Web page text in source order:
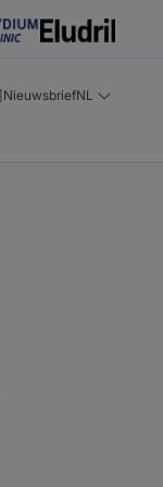
NieuwsbriefNL